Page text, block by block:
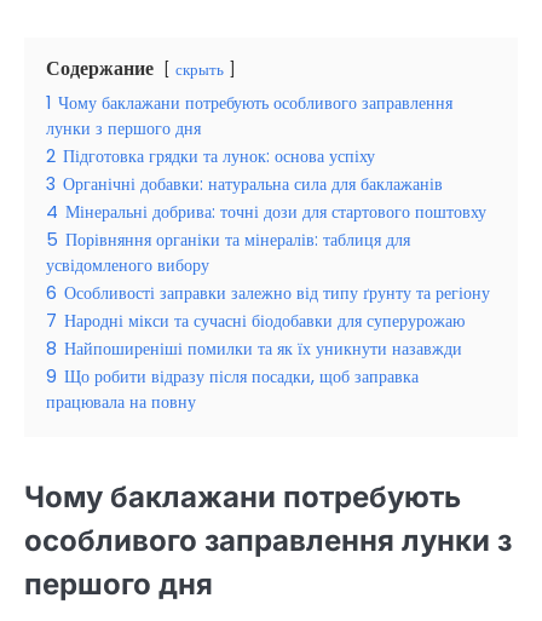
Содержание скрыть
1 Чому баклажани потребують особливого заправлення
лунки з першого дня
2 Підготовка грядки та лунок: основа успіху
3 Органічні добавки: натуральна сила для баклажанів
4 Мінеральні добрива: точні дози для стартового поштовху
5 Порівняння органіки та мінералів: таблиця для
усвідомленого вибору
6 Особливості заправки залежно від типу ґрунту та регіону
7 Народні мікси та сучасні біодобавки для суперурожаю
8 Найпоширеніші помилки та як їх уникнути назавжди
9 Що робити відразу після посадки, щоб заправка
працювала на повну
Чому баклажани потребують
особливого заправлення лунки з
першого дня